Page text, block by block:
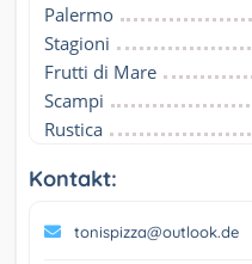
Palermo
Stagioni
Frutti di Mare
Scampi
Rustica
Kontakt:
tonispizza@outlook.de